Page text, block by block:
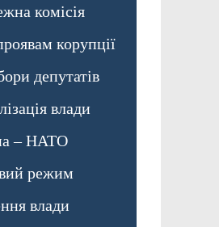
комісія
корупції
депутатів
влади
– НАТО
режим
влади